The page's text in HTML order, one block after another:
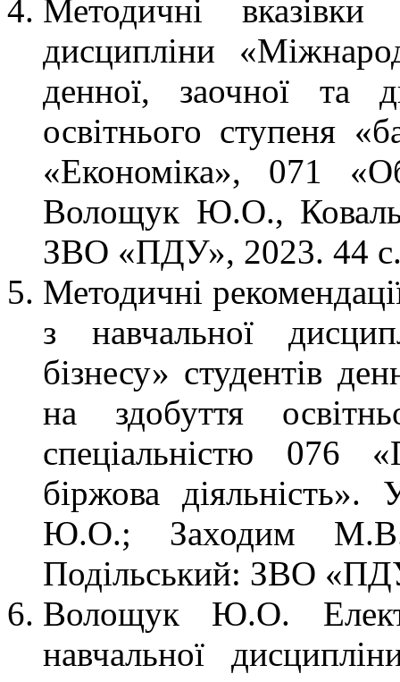
Методичні
дисципліни
денної, заочної та
освітнього ступеня
«Економіка», 071
Волощук Ю.О., Коваль
ЗВО «ПДУ», 2023. 44
Методичні
з навчальної
бізнесу» студентів
на здобуття
спеціальністю 076
біржова
Ю.О.; Заходим
Подільський: ЗВО
Волощук Ю.О.
навчальної